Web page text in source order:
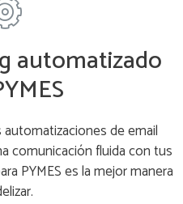
automatizado
de email
comunicación fluida con tus
PYMES es la mejor manera